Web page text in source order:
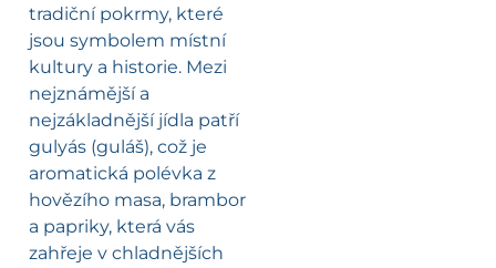
tradiční pokrmy, které
jsou symbolem místní
kultury a historie. Mezi
nejznámější a
nejzákladnější jídla patří
gulyás (guláš), což je
aromatická polévka z
hovězího masa, brambor
a papriky, která vás
zahřeje v chladnějších